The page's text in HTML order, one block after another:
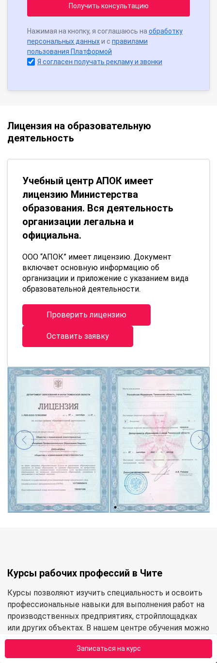
Записаться на курс
Получить консультацию
Нажимая на кнопку, я соглашаюсь на обработку
персональных данныхи с правилами
пользования Платформой
Я согласен получать рекламу и звонки
Лицензия на образовательную
деятельность
Учебный центр АПОК имеет
лицензию Министерства
образования. Вся деятельность
организации легальна и
официальна.
ООО “АПОК” имеет лицензию. Документ
включает основную информацию об
организации и приложение с указанием вида
образовательной деятельности.
Проверить лицензию
Оставить заявку
Курсы рабочих профессий в Чите
Курсы позволяют изучить специальность и освоить
профессиональные навыки для выполнения работ на
производственных предприятиях, стройплощадках
или других объектах. В нашем центре обучения можно
освоить следующие категории профессий: